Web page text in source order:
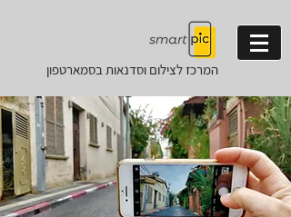
המרכז לצילום וסדנאותבסמארטפון